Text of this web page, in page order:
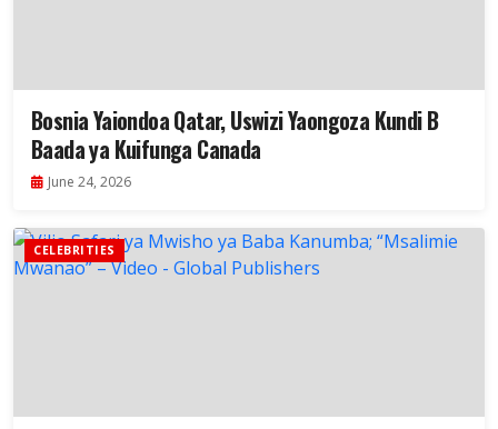
Bosnia Yaiondoa Qatar, Uswizi Yaongoza Kundi B
Baada ya Kuifunga Canada
June 24, 2026
CELEBRITIES